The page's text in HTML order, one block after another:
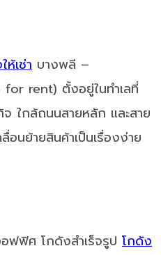
ห้เช่า บางพลี –
rent) ตั้งอยู่ในทำเลที่
ใกล้ถนนสายหลัก และสาย
อนย้ายสินค้าเป็นเรื่องง่าย
ฟิศ โกดังสำเร็จรูป โกดัง